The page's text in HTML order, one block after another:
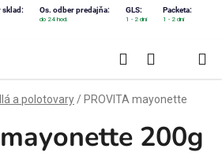
sklad: Os. odber predajňa: GLS: Packeta:
do 24 hod. 1 - 2 dni 1 - 2 dni
Hľadať
KOŠÍK
a polotovary / PROVITA mayonette
200g